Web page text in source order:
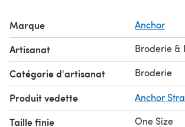
Marque Anchor
Artisanat Broderie &
Catégorie d'artisanat Broderie
Produit vedette Anchor
Taille finie One Size